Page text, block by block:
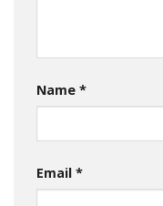
Name *
Email *